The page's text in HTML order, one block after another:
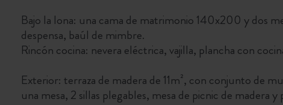
Bajo la lona: una cama de matrimonio 140x200 y dos
despensa, baúl de mimbre.
Rincón cocina: nevera eléctrica, vajilla, plancha con
Exterior: terraza de madera de 11m², con conjunto de
una mesa, 2 sillas plegables, mesa de picnic de madera y